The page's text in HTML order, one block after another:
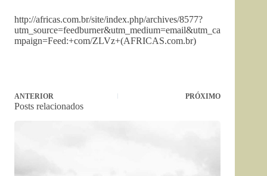
http://africas.com.br/site/index.php/archives/8577?
utm_source=feedburner&utm_medium=email&utm_ca
mpaign=Feed:+com/ZLVz+(AFRICAS.com.br)
ANTERIOR PRÓXIMO
Posts relacionados